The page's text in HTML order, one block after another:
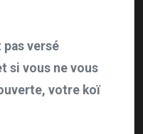
pas versé
si vous ne vous
votre koï